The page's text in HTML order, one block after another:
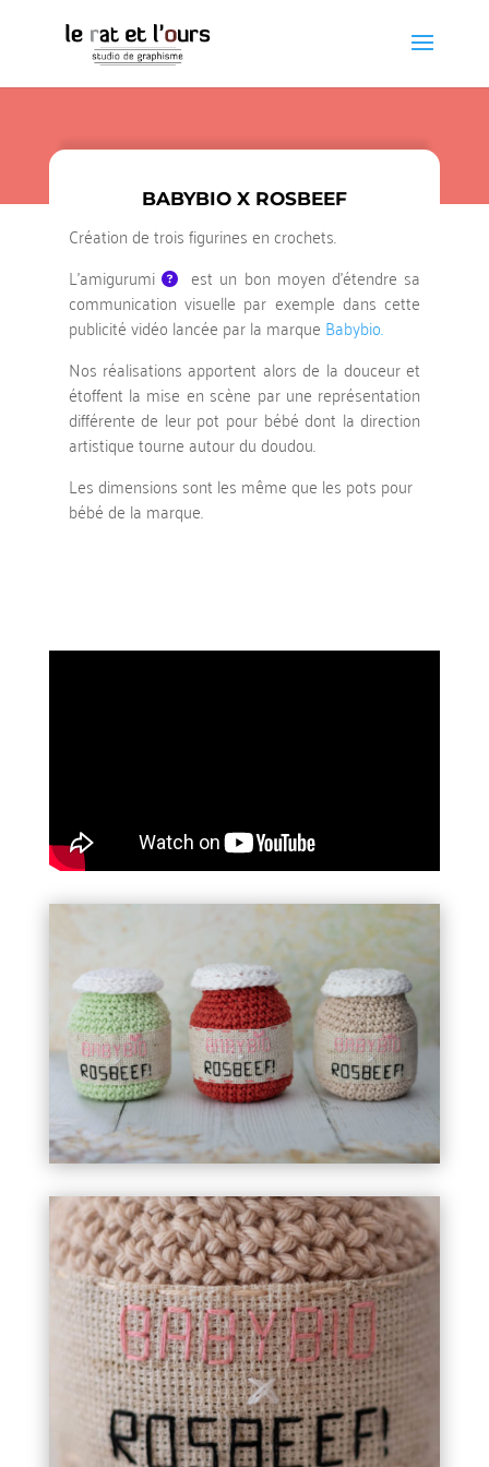
BABYBIO X ROSBEEF
Création de trois figurines en crochets.
L’amigurumi
est un bon moyen d’étendre sa
communication visuelle par exemple dans cette
publicité vidéo lancée par la marque Babybio.
Nos réalisations apportent alors de la douceur et
étoffent la mise en scène par une représentation
différente de leur pot pour bébé dont la direction
artistique tourne autour du doudou.
Les dimensions sont les même que les pots pour
bébé de la marque.